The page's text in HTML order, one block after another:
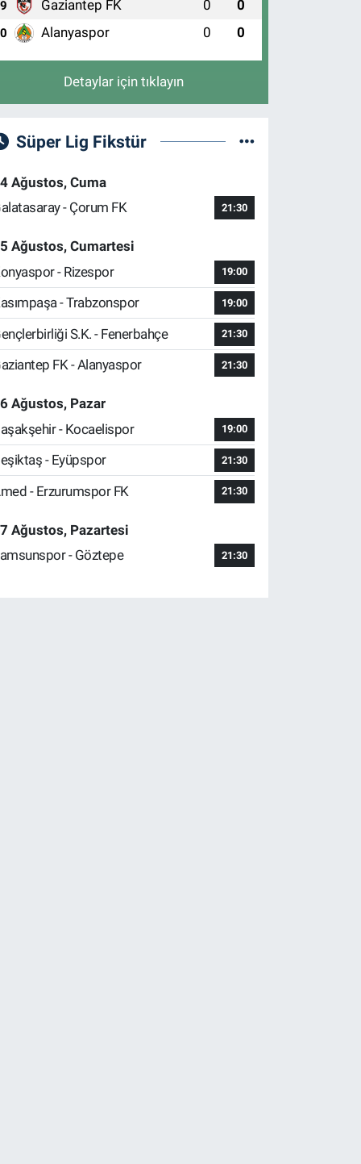
0 (224) 246 45 99
9 Gaziantep FK 0 0
Alanyaspor 0 0
Detaylar için tıklayın
Süper Lig Fikstür
Ağustos, Cuma
- Çorum FK
21:30
Ağustos, Cumartesi
- Rizespor
19:00
- Trabzonspor 19:00
S.K. - Fenerbahçe 21:30
FK - Alanyaspor 21:30
Ağustos, Pazar
- Kocaelispor
19:00
- Eyüpspor 21:30
- Erzurumspor FK 21:30
Ağustos, Pazartesi
- Göztepe
21:30